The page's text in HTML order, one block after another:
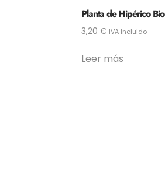
Planta de Hipérico Bio
3,20€ IVA Incluido
Leer más